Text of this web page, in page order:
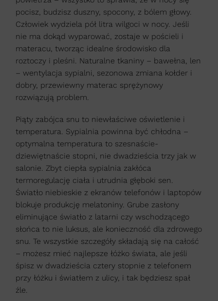
pocisz, budzisz duszny, spocony, z bólem głowy.
Człowiek wydziela pół litra wilgoci w nocy. Jeśli
nie ma dokąd wyparować, zostaje w pościeli i
materacu, tworząc idealne środowisko dla
roztoczy i pleśni. Naturalne tkaniny – bawełna, len
– wentylacja sypialni, sezonowa zmiana kołder i
dobry, przewiewny materac sprężynowy
rozwiązują problem.
Piąty zabójca snu to niewłaściwe oświetlenie i
temperatura. Sypialnia powinna być chłodna –
optymalna temperatura to szesnaście-
dziewiętnaście stopni, nie dwadzieścia trzy jak w
salonie. Zbyt ciepła sypialnia zakłóca
termoregulację ciała i utrudnia głęboki sen.
Światło niebieskie z ekranów telefonów i laptopów
blokuje produkcję melatoniny. Grube zasłony
eliminujące światło z latarni czy wschodzącego
słońca to nie luksus, ale konieczność dla zdrowego
snu. Te wszystkie szczegóły składają się na całość
– możesz mieć najlepsze łóżko świata, ale jeśli
śpisz w dwadzieścia cztery stopnie z telefonem
przy łóżku i światłem z ulicy, i tak będziesz spał
źle.